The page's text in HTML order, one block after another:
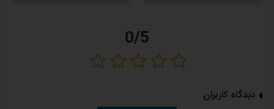
چرخش 360 درجه
0/5
دیدگاه کاربران